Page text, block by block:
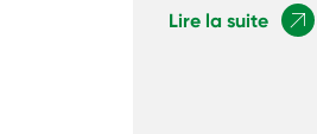
Lire la suite 